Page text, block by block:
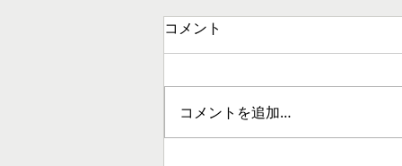
コメント
コメントを追加…